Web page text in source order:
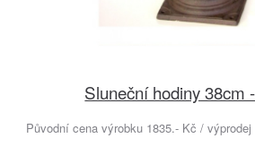
Sluneční hodiny 38cm
Původní cena výrobku 1835.- Kč /